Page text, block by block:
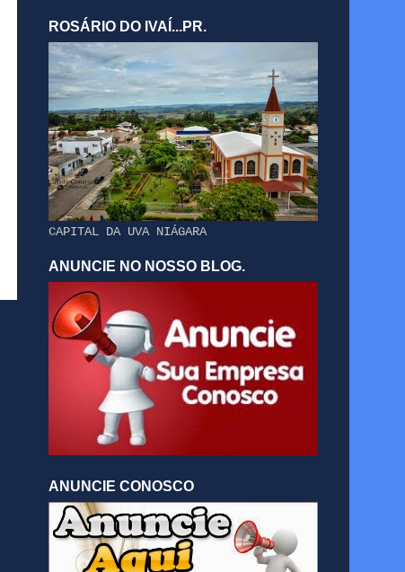
ROSÁRIO DO IVAÍ...PR.
CAPITAL DA UVA NIÁGARA
ANUNCIE NO NOSSO BLOG.
ANUNCIE CONOSCO